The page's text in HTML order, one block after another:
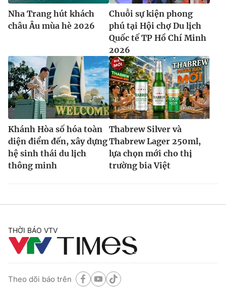
Nha Trang hút khách
châu Âu mùa hè 2026
Chuỗi sự kiện phong
phú tại Hội chợ Du lịch
Quốc tế TP Hồ Chí Minh
2026
Khánh Hòa số hóa toàn
diện điểm đến, xây dựng
hệ sinh thái du lịch
thông minh
Thabrew Silver và
Thabrew Lager 250ml,
lựa chọn mới cho thị
trường bia Việt
THỜI BÁO VTV
Theo dõi báo trên